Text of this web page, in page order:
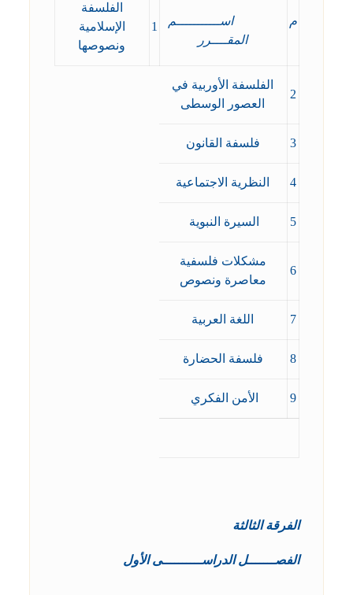
م
اســـــــــــم
المقــــرر
1
الفلسفة
الإسلامية
ونصوصها
2
الفلسفة الأوربية في
العصور الوسطى
3 فلسفة القانون
4 النظرية الاجتماعية
5 السيرة النبوية
6
مشكلات فلسفية
معاصرة ونصوص
7 اللغة العربية
8 فلسفة الحضارة
9 الأمن الفكري
الفرقة الثالثة
الفصـــــــل الدراســــــــــى الأول